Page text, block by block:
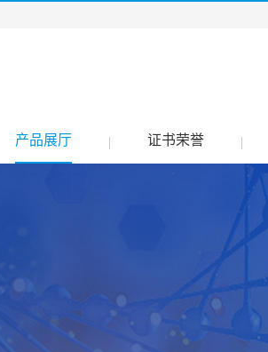
产品展厅 证书荣誉